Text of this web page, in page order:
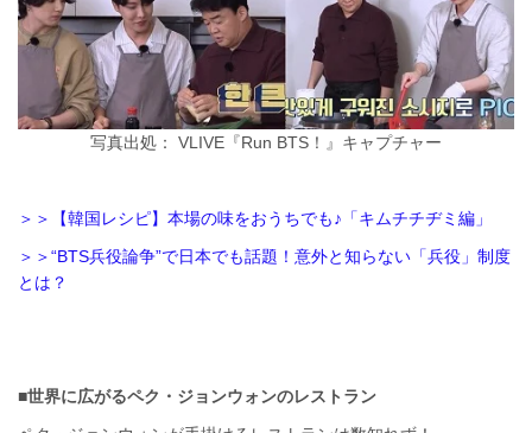
写真出処： VLIVE『Run BTS！』キャプチャー
＞＞【韓国レシピ】本場の味をおうちでも♪「キムチチヂミ編」
＞＞“BTS兵役論争”で日本でも話題！意外と知らない「兵役」制度
とは？
■世界に広がるペク・ジョンウォンのレストラン